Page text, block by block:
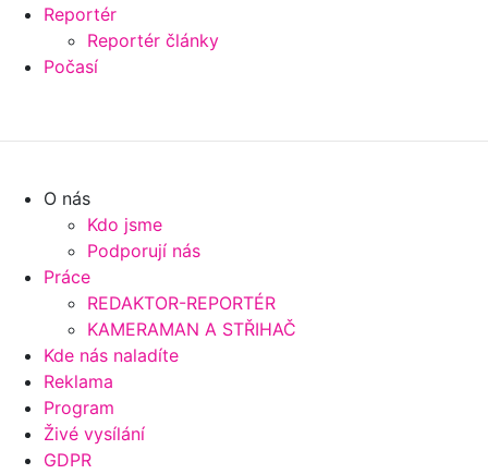
Reportér
Reportér články
Počasí
O nás
Kdo jsme
Podporují nás
Práce
REDAKTOR-REPORTÉR
KAMERAMAN A STŘIHAČ
Kde nás naladíte
Reklama
Program
Živé vysílání
GDPR